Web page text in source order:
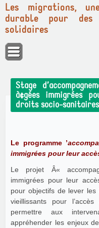
Panneau de gestion des
Les migrations,
durable pour
solidaires
Stage
à¢gées immigrées
droits socio-sanitaires
Le programme ’
immigrées pour leur
Le projet Â«
immigrées pour leur
pour objectifs de lever
vieillissants pour
permettre aux
appréhender les enjeux